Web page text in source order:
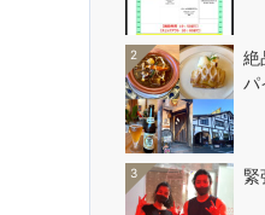
2
絶
パ
3 緊